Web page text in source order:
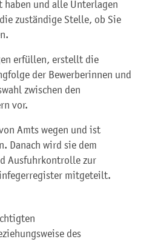
haben und alle Unterlagen
zuständige Stelle, ob Sie
erfüllen, erstellt die
der Bewerberinnen und
zwischen den
vor.
Amts wegen und ist
Danach wird sie dem
Ausfuhrkontrolle zur
mitgeteilt.
des